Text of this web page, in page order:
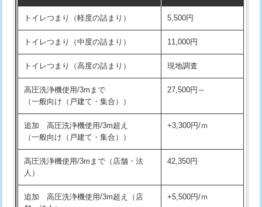
トイレつまり（軽度の詰まり） 5,500円
トイレつまり（中度の詰まり） 11,000円
トイレつまり（高度の詰まり） 現地調査
高圧洗浄機使用/3mまで
（一般向け（戸建て・集合））
27,500円～
追加 高圧洗浄機使用/3m超え
（一般向け（戸建て・集合））
+3,300円/ｍ
高圧洗浄機使用/3mまで（店舗・法
人）
42,350円
追加 高圧洗浄機使用/3m超え（店
+5,500円/ｍ